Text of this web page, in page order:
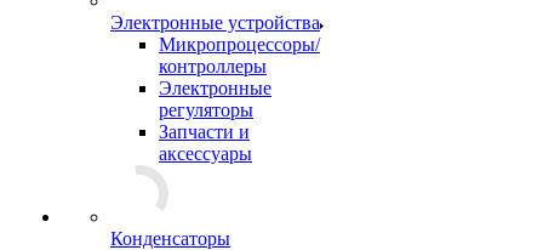
Электронные устройства
Микропроцессоры/
контроллеры
Электронные
регуляторы
Запчасти и
аксессуары
Конденсаторы